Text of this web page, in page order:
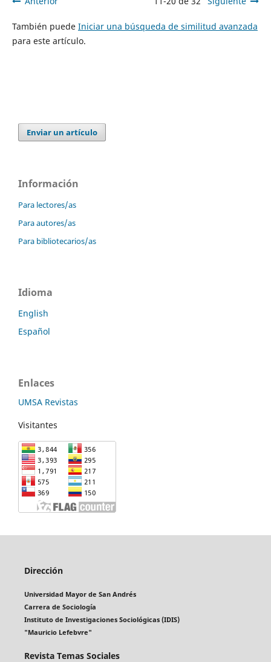
También puede Iniciar una búsqueda de similitud avanzada
para este artículo.
Enviar un artículo
Información
Para lectores/as
Para autores/as
Para bibliotecarios/as
Idioma
English
Español
Enlaces
UMSA Revistas
Visitantes
Dirección
Universidad Mayor de San Andrés
Carrera de Sociología
Instituto de Investigaciones Sociológicas (IDIS)
"Mauricio Lefebvre"
Revista Temas Sociales